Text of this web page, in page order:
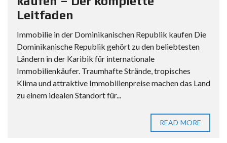
Leitfaden
Immobilie in der Dominikanischen Republik kaufen Die
Dominikanische Republik gehört zu den beliebtesten
Ländern in der Karibik für internationale
Immobilienkäufer. Traumhafte Strände, tropisches
Klima und attraktive Immobilienpreise machen das Land
zu einem idealen Standort für...
READ MORE